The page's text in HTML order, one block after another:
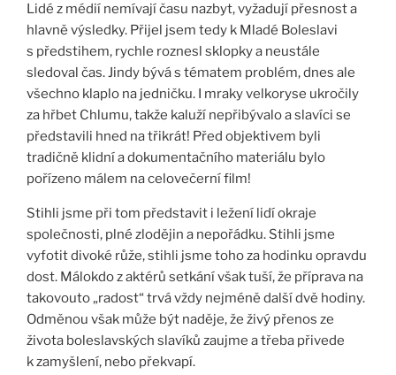
Lidé z médií nemívají času nazbyt, vyžadují přesnost a
hlavně výsledky. Přijel jsem tedy k Mladé Boleslavi
s předstihem, rychle roznesl sklopky a neustále
sledoval čas. Jindy bývá s tématem problém, dnes ale
všechno klaplo na jedničku. I mraky velkoryse ukročily
za hřbet Chlumu, takže kaluží nepřibývalo a slavíci se
představili hned na třikrát! Před objektivem byli
tradičně klidní a dokumentačního materiálu bylo
pořízeno málem na celovečerní film!
Stihli jsme při tom představit i ležení lidí okraje
společnosti, plné zlodějin a nepořádku. Stihli jsme
vyfotit divoké růže, stihli jsme toho za hodinku opravdu
dost. Málokdo z aktérů setkání však tuší, že příprava na
takovouto „radost“ trvá vždy nejméně další dvě hodiny.
Odměnou však může být naděje, že živý přenos ze
života boleslavských slavíků zaujme a třeba přivede
k zamyšlení, nebo překvapí.